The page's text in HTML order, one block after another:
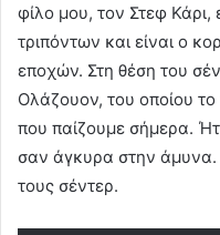
φίλο μου, τον Στεφ Κάρι,
τριπόντων και είναι ο
εποχών. Στη θέση του
Ολάζουον, του οποίου
που παίζουμε σήμερα.
σαν άγκυρα στην άμυνα.
τους σέντερ.